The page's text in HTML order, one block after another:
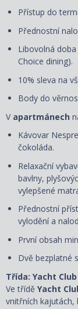
Přístup do
Přednostní
Libovolná
Choice dining).
10% sleva na
Body do
V apartmánech
Kávovar
čokoláda.
Relaxační
bavlny,
vylepšené
Přednostní
vylodění a
První obsah
Dvě bezplatné
Třída: Yacht Club
Ve třídě Yacht
vnitřních kajutách,